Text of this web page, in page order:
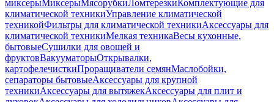
миксерыМиксерыМясорубкиЛомтерезкиКомплектующие для
климатической техникиУправление климатической
техникойФильтры для климатической техникиАксессуары для
климатической техникиМелкая техникаВесы кухонные,
бытовыеСушилки для овощей и
фруктовВакууматорыОткрывалки,
картофелечисткиПроращиватели семянМаслобойки,
сепараторы бытовыеАксессуары для крупной
техникиАксессуары для вытяжекАксессуары для плит и